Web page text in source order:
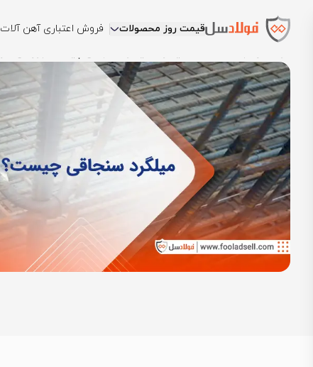
قیمت روز محصولات فروش اعتباری آهن آلات